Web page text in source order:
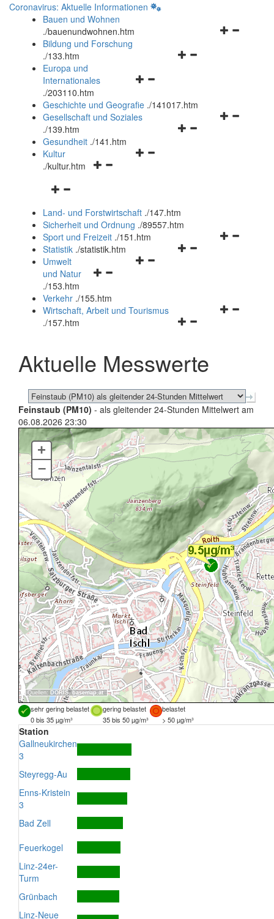
Coronavirus: Aktuelle Informationen
Bauen und Wohnen
./bauenundwohnen.htm
Navigationsmenü
Bildung und Forschung
./133.htm
Navigationsmenü
und
schließen
Europa und
Internationales
./203110.htm
Geschichte und Geografie ./141017.htm
Navigationsmenü
Gesellschaft und Soziales
./139.htm
Navigationsmenü
Gesundheit ./141.htm
Navigationsmenü
Kultur
./kultur.htm
Navigationsmenü
und
schließen
Land- und Forstwirtschaft ./147.htm
Sicherheit und Ordnung ./89557.htm
Navigationsmenü
Sport und Freizeit ./151.htm
Navigationsmenü
Statistik ./statistik.htm
Navigationsmenü
und
schließen
Umwelt
und Natur
./153.htm
Verkehr ./155.htm
Navigationsmenü
schließen
Wirtschaft, Arbeit und Tourismus
./157.htm
Aktuelle Messwerte
Feinstaub (PM10) - als gleitender 24-Stunden Mittelwert am
06.08.2026 23:30
Quellen: DORIS, basemap.at
+
–
sehr gering belastet gering belastet
belastet
0 bis 35 µg/m³
35 bis 50 µg/m³ > 50 µg/m³
Station
Gallneukirchen
3
Steyregg-Au
Enns-Kristein
3
Bad Zell
Feuerkogel
Linz-24er-
Turm
Grünbach
Linz-Neue